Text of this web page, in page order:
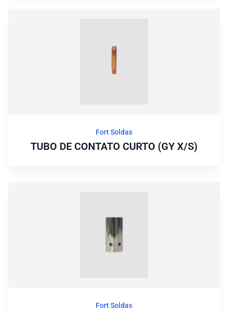
Fort Soldas
TUBO DE CONTATO CURTO (GY X/S)
Fort Soldas